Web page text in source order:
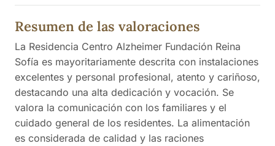
Resumen de las valoraciones
La Residencia Centro Alzheimer Fundación Reina
Sofía es mayoritariamente descrita con instalaciones
excelentes y personal profesional, atento y cariñoso,
destacando una alta dedicación y vocación. Se
valora la comunicación con los familiares y el
cuidado general de los residentes. La alimentación
es considerada de calidad y las raciones